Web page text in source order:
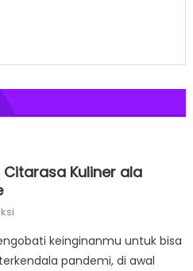
Kuliner ala
keinginanmu untuk bisa
pandemi, di awal